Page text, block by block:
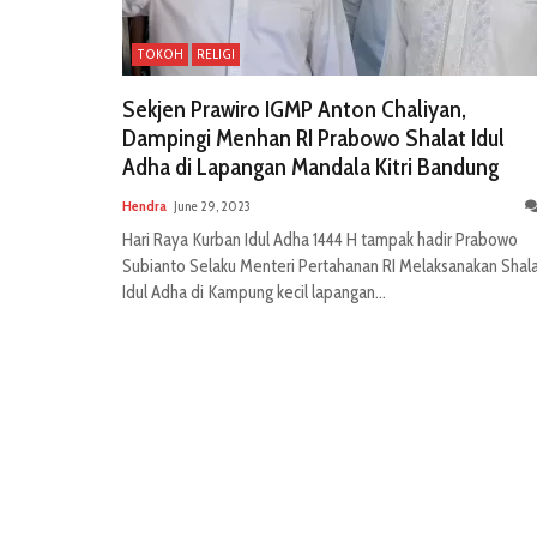
TOKOH RELIGI
Sekjen Prawiro IGMP Anton Chaliyan,
Dampingi Menhan RI Prabowo Shalat Idul
Adha di Lapangan Mandala Kitri Bandung
Hendra June 29, 2023
Hari Raya Kurban Idul Adha 1444 H tampak hadir Prabowo
Subianto Selaku Menteri Pertahanan RI Melaksanakan
Idul Adha di Kampung kecil lapangan...